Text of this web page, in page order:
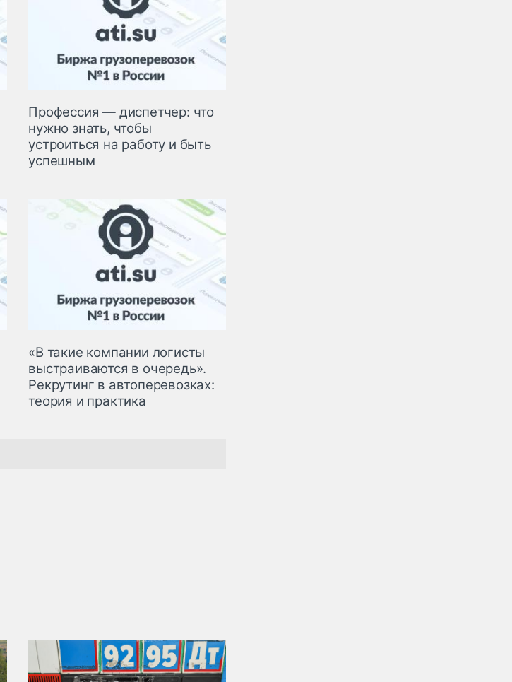
Профессия — диспетчер: что
нужно знать, чтобы
устроиться на работу и быть
успешным
«В такие компании логисты
выстраиваются в очередь».
Рекрутинг в автоперевозках:
теория и практика